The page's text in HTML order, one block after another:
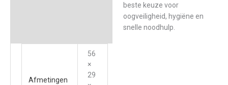
beste keuze voor
oogveiligheid, hygiëne en
snelle noodhulp.
Afmetingen
56
×
29